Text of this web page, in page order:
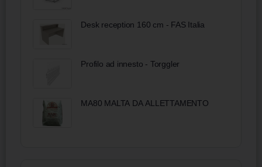
Desk reception 160 cm - FAS Italia
Profilo ad innesto - Torggler
MA80 MALTA DA ALLETTAMENTO